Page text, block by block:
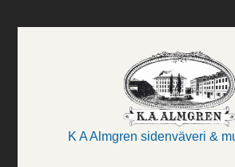
K A Almgren sidenväveri &